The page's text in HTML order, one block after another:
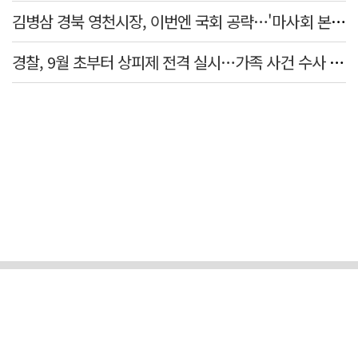
김병삼 경북 영천시장, 이번엔 국회 공략…'마사회 본사 이전·광역교통망 확충' 요청
경찰, 9월 초부터 상피제 전격 실시…가족 사건 수사 못해